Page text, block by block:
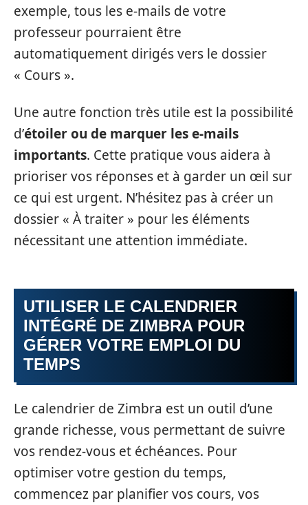
exemple, tous les e-mails de votre
professeur pourraient être
automatiquement dirigés vers le dossier
« Cours ».
Une autre fonction très utile est la possibilité
d’étoiler ou de marquer les e-mails
importants. Cette pratique vous aidera à
prioriser vos réponses et à garder un œil sur
ce qui est urgent. N’hésitez pas à créer un
dossier « À traiter » pour les éléments
nécessitant une attention immédiate.
UTILISER LE CALENDRIER
INTÉGRÉ DE ZIMBRA POUR
GÉRER VOTRE EMPLOI DU
TEMPS
Le calendrier de Zimbra est un outil d’une
grande richesse, vous permettant de suivre
vos rendez-vous et échéances. Pour
optimiser votre gestion du temps,
commencez par planifier vos cours, vos